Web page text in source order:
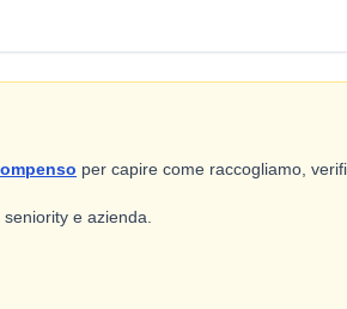
per capire come raccogliamo,
e azienda.